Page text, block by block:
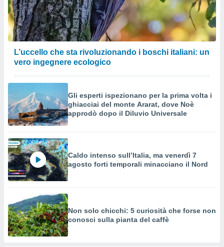
L’uccello che sta rivoluzionando i boschi italiani: un
vero ingegnere ecologico
Gli esperti ispezionano per la prima volta i
ghiacciai del monte Ararat, dove Noè
approdò dopo il Diluvio Universale
Caldo intenso sull’Italia, ma venerdì 7
agosto forti temporali minacciano il Nord
Non solo chicchi: 5 curiosità che forse non
conosci sulla pianta del caffè